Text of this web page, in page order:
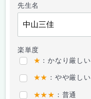
先生名
楽単度
★ ：かなり厳しい
★★ ：やや厳しい
★★★ ：普通